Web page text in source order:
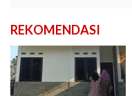
REKOMENDASI